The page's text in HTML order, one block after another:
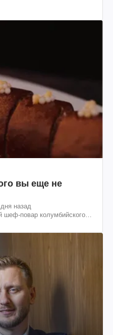
вы еще не
назад
шеф-повар колумбийского